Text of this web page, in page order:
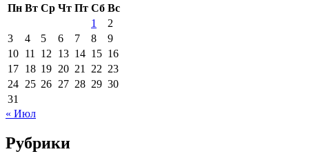
Пн Вт Ср Чт Пт Сб Вс
1
2
3
4 5 6 7 8
9
10 11 12 13 14 15 16
17 18 19 20 21 22 23
24 25 26 27 28 29 30
31
« Июл
Рубрики